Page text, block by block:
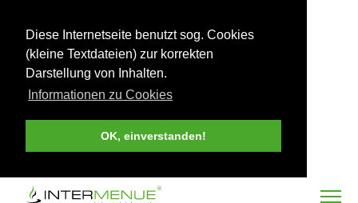
Diese Internetseite benutzt sog. Cookies
(kleine Textdateien) zur korrekten
Darstellung von Inhalten.
Informationen zu Cookies
OK, einverstanden!